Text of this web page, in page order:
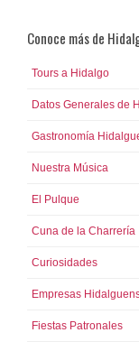
Conoce más de
Tours a Hidalgo
Datos Generales de
Gastronomía
Nuestra Música
El Pulque
Cuna de la Charrería
Curiosidades
Empresas
Fiestas Patronales